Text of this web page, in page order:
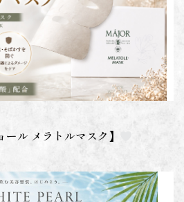
ル メラトルマスク】